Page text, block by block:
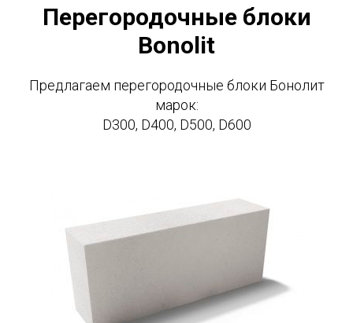
Перегородочные блоки
Bonolit
Предлагаем перегородочные блоки Бонолит
марок:
D300, D400, D500, D600